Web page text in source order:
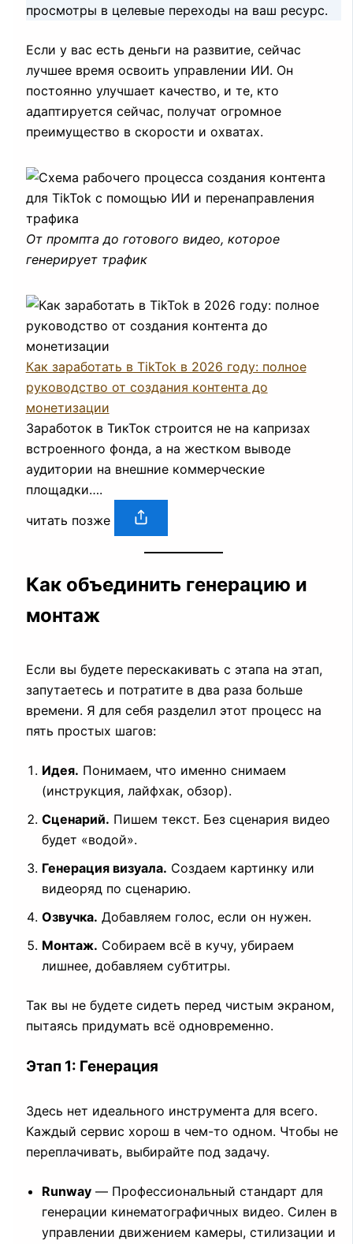
просмотры в целевые переходы на ваш ресурс.
Если у вас есть деньги на развитие, сейчас
лучшее время освоить управлении ИИ. Он
постоянно улучшает качество, и те, кто
адаптируется сейчас, получат огромное
преимущество в скорости и охватах.
От промпта до готового видео, которое
генерирует трафик
Как заработать в TikTok в 2026 году: полное
руководство от создания контента до
монетизации
Заработок в ТикТок строится не на капризах
встроенного фонда, а на жестком выводе
аудитории на внешние коммерческие
площадки….
читать позже
Как объединить генерацию и
монтаж
Если вы будете перескакивать с этапа на этап,
запутаетесь и потратите в два раза больше
времени. Я для себя разделил этот процесс на
пять простых шагов:
Идея. Понимаем, что именно снимаем
(инструкция, лайфхак, обзор).
Сценарий. Пишем текст. Без сценария видео
будет «водой».
Генерация визуала. Создаем картинку или
видеоряд по сценарию.
Озвучка. Добавляем голос, если он нужен.
Монтаж. Собираем всё в кучу, убираем
лишнее, добавляем субтитры.
Так вы не будете сидеть перед чистым экраном,
пытаясь придумать всё одновременно.
Этап 1: Генерация
Здесь нет идеального инструмента для всего.
Каждый сервис хорош в чем-то одном. Чтобы не
переплачивать, выбирайте под задачу.
Runway— Профессиональный стандарт для
генерации кинематографичных видео. Силен в
управлении движением камеры, стилизации и